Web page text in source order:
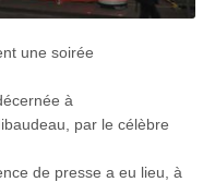
une soirée
à
par le célèbre
de presse a eu lieu, à